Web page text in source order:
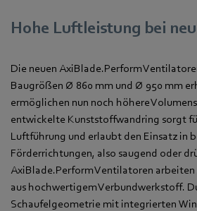
Hohe Luftleistung bei
Die neuen AxiBlade.Perform
Baugrößen Ø 860 mm und Ø 950 mm
ermöglichen nun noch höhere
entwickelte Kunststoffwandring sorgt
Luftführung und erlaubt den Einsatz in
Förderrichtungen, also saugend oder
AxiBlade.Perform Ventilatoren
aus hochwertigem Verbundwerkstoff.
Schaufelgeometrie mit integrierten